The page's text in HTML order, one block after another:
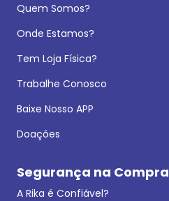
Quem Somos?
Onde Estamos?
Tem Loja Física?
Trabalhe Conosco
Baixe Nosso APP
Doações
Segurança na Compra
A Rika é Confiável?